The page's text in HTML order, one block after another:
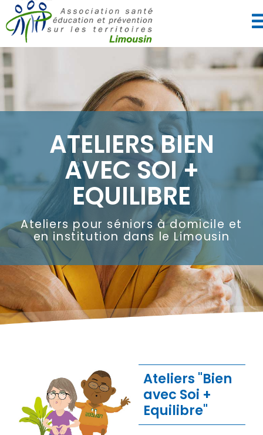
ATELIERS BIEN
AVEC SOI +
EQUILIBRE
Ateliers pour séniors à domicile et
en institution dans le Limousin
Ateliers "Bien
avec Soi +
Equilibre"